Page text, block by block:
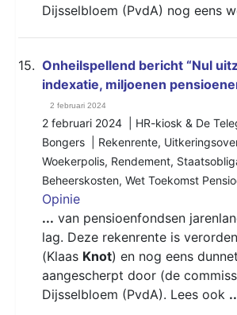
Dijsselbloem (PvdA) nog eens
15. Onheilspellend bericht “Nul
indexatie, miljoenen
2 februari 2024
2 februari 2024 | HR-kiosk & De
Bongers | Rekenrente,
Woekerpolis, Rendement,
Beheerskosten, Wet Toekomst
Opinie
... van pensioenfondsen
lag. Deze rekenrente is
(Klaas Knot) en nog eens
aangescherpt door (de
Dijsselbloem (PvdA). Lees ook